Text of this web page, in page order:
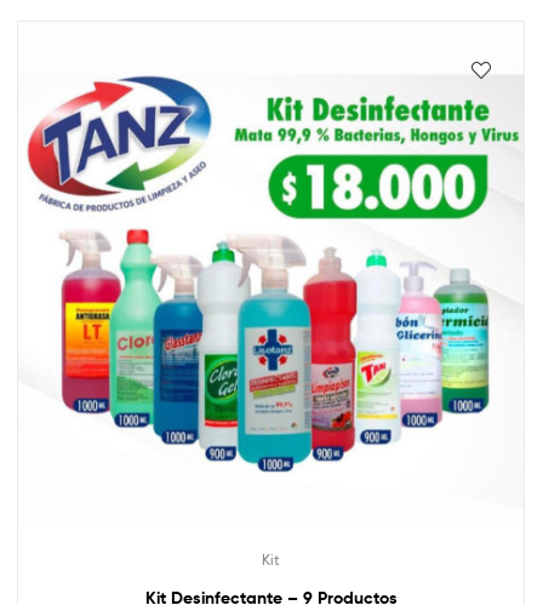
Kit
Kit Desinfectante – 9 Productos